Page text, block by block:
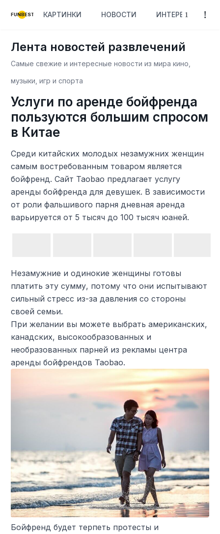
FUNBEST КАРТИНКИ НОВОСТИ ИНТЕРЕСНОЕ
Лента новостей развлечений
Самые свежие и интересные новости из мира кино,
музыки, игр и спорта
Услуги по аренде бойфренда
пользуются большим спросом
в Китае
Среди китайских молодых незамужних женщин
самым востребованным товаром является
бойфренд. Сайт Taobao предлагает услугу
аренды бойфренда для девушек. В зависимости
от роли фальшивого парня дневная аренда
варьируется от 5 тысяч до 100 тысяч юаней.
Незамужние и одинокие женщины готовы
платить эту сумму, потому что они испытывают
сильный стресс из-за давления со стороны
своей семьи.
При желании вы можете выбрать американских,
канадских, высокообразованных и
необразованных парней из рекламы центра
аренды бойфрендов Taobao.
Бойфренд будет терпеть протесты и